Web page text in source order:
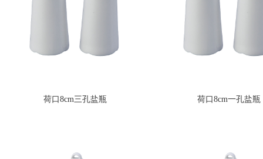
荷口8cm三孔盐瓶 荷口8cm一孔盐瓶